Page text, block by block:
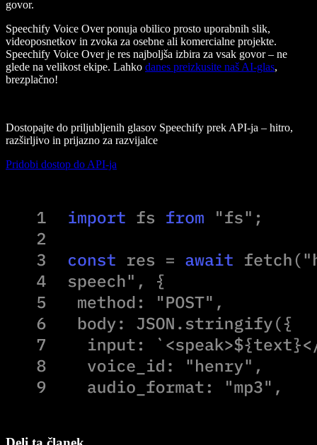
govor.
Speechify Voice Over ponuja obilico prosto uporabnih slik,
videoposnetkov in zvoka za osebne ali komercialne projekte.
Speechify Voice Over je res najboljša izbira za vsak govor – ne
glede na velikost ekipe. Lahko danes preizkusite naš AI-glas,
brezplačno!
Dostopajte do priljubljenih glasov Speechify prek API-ja – hitro,
razširljivo in prijazno za razvijalce
Pridobi dostop do API-ja